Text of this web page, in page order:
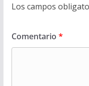
Los campos
Comentario *